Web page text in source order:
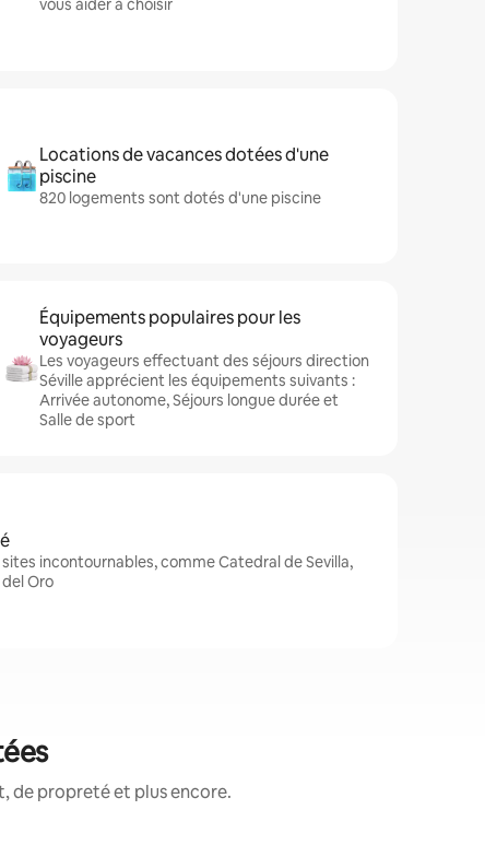
vous aider à choisir
Locations de vacances dotées d'une
piscine
820 logements sont dotés d'une piscine
Équipements populaires pour les
voyageurs
Les voyageurs effectuant des séjours direction
Séville apprécient les équipements suivants :
Arrivée autonome, Séjours longue durée et
Salle de sport
incontournables, comme Catedral de Sevilla,
Oro
de propreté et plus encore.